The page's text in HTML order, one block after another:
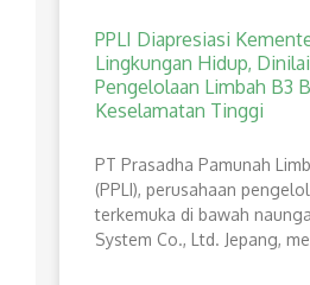
PPLI Diapresiasi
Lingkungan Hidup,
Pengelolaan Limbah B3
Keselamatan Tinggi
PT Prasadha Pamunah
(PPLI), perusahaan
terkemuka di bawah
System Co., Ltd. Jepang,